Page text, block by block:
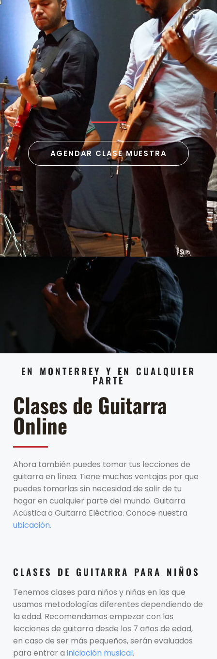
AGENDAR CLASE MUESTRA
EN MONTERREY Y EN CUALQUIER
PARTE
Clases de Guitarra
Online
Ahora también puedes tomar tus lecciones de
guitarra en línea. Tiene muchas ventajas por que
puedes tomarlas sin necesidad de salir de tu
hogar en cualquier parte del mundo. Guitarra
Acústica o Guitarra Eléctrica. Conoce nuestra
ubicación.
CLASES DE GUITARRA PARA NIÑOS
Tenemos clases para niños y niñas en las que
usamos metodologías diferentes dependiendo de
la edad. Recomendamos empezar con las
lecciones de guitarra desde los 7 años de edad,
en caso de ser más pequeños, serán evaluados
para entrar a iniciación musical.